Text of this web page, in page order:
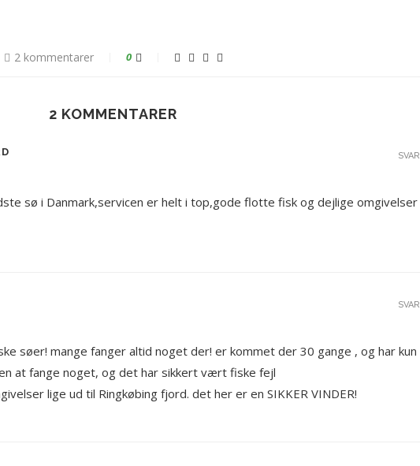
2 kommentarer 0
2 KOMMENTARER
sø i Danmark,servicen er helt i top,gode flotte fisk og dejlige omgivelser
SVAR
søer! mange fanger altid noget der! er kommet der 30 gange , og har kun
at fange noget, og det har sikkert vært fiske fejl
lige ud til Ringkøbing fjord. det her er en SIKKER VINDER!
SVAR